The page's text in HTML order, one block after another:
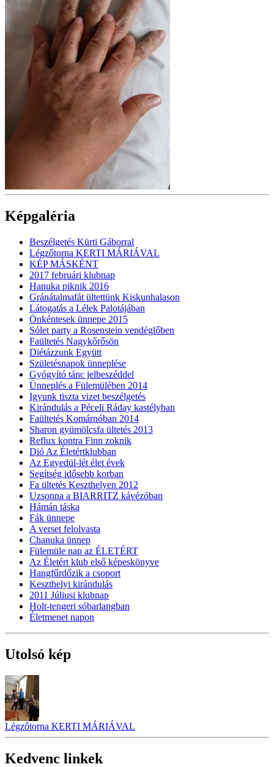
Képgaléria
Beszélgetés Kürti Gáborral
Légzőtorna KERTI MÁRIÁVAL
KÉP MÁSKÉNT
2017 februári klubnap
Hanuka piknik 2016
Gránátalmafát ültettünk Kiskunhalason
Látogatás a Lélek Palotájában
Önkéntesek ünnepe 2015
Sólet party a Rosenstein vendéglőben
Faültetés Nagykőrősön
Diétázzunk Együtt
Születésnapok ünneplése
Gyógyító tánc jelbeszéddel
Ünneplés a Fülemülében 2014
Igyunk tiszta vizet beszélgetés
Kirándulás a Péceli Ráday kastélyban
Faültetés Komárnóban 2014
Sharon gyümölcsfa ültetés 2013
Reflux kontra Finn zoknik
Dió Az Életértklubban
Az Egyedül-lét élet évek
Segítség idősebb korban
Fa ültetés Keszthelyen 2012
Uzsonna a BIARRITZ kávézóban
Hámán táska
Fák ünnepe
A verset felolvasta
Chanuka ünnep
Fülemüle nap az ÉLETÉRT
Az Életért klub első képeskönyve
Hangfűrdőzik a csoport
Keszthelyi kirándulás
2011 Júliusi klubnap
Holt-tengeri sóbarlangban
Életmenet napon
Utolsó kép
Légzőtorna KERTI MÁRIÁVAL
Kedvenc linkek